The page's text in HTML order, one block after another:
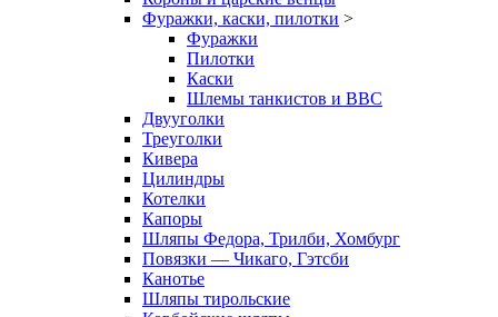
Фуражки, каски, пилотки >
Фуражки
Пилотки
Каски
Шлемы танкистов и ВВС
Двууголки
Треуголки
Кивера
Цилиндры
Котелки
Капоры
Шляпы Федора, Трилби, Хомбург
Повязки — Чикаго, Гэтсби
Канотье
Шляпы тирольские